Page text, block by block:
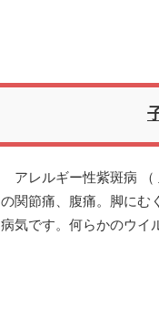
アレルギー性紫斑病 （
の関節痛、腹痛。脚にむ
病気です。何らかのウイ